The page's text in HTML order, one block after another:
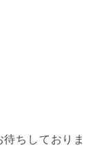
ちしておりま